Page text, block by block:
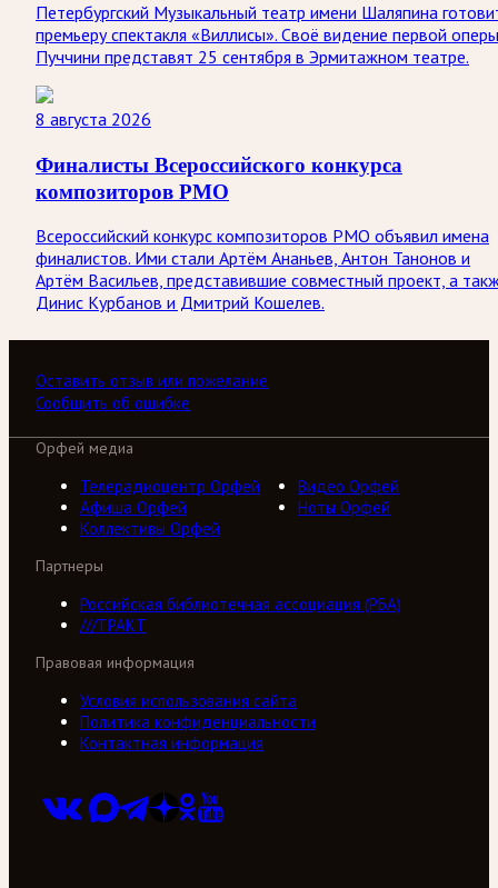
Петербургский Музыкальный театр имени Шаляпина
премьеру спектакля «Виллисы». Своё видение первой оперы
Пуччини представят 25 сентября в Эрмитажном театре.
8 августа 2026
Финалисты Всероссийского конкурса
композиторов РМО
Всероссийский конкурс композиторов РМО объявил имена
финалистов. Ими стали Артём Ананьев, Антон Танонов и
Артём Васильев, представившие совместный проект, а
Динис Курбанов и Дмитрий Кошелев.
Оставить отзыв или пожелание
Сообщить об ошибке
Орфей медиа
Телерадиоцентр Орфей
Видео Орфей
Афиша Орфей
Ноты Орфей
Коллективы Орфей
Партнеры
Российская библиотечная ассоциация (РБА)
///ТРАКТ
Правовая информация
Условия использования сайта
Политика конфиденциальности
Контактная информация